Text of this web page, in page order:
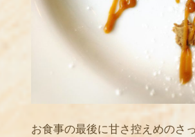
お食事の最後に甘さ控えめのさ